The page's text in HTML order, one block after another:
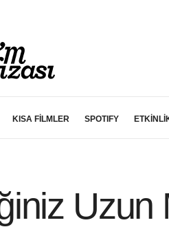
KISA FİLMLER SPOTIFY
Uzun